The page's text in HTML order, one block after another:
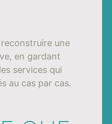
une
en gardant
services qui
au cas par cas.